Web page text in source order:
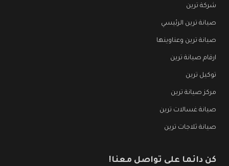
شركة ترين
صيانة ترين الرئيسي
صيانة ترين وعناوينها
ارقام صيانة ترين
توكيل ترين
مركز صيانة ترين
صيانة غسالات ترين
صيانة ثلاجات ترين
كن دائما على تواصل معنا!